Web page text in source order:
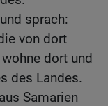
sprach:
von dort
dort und
des Landes.
Samarien